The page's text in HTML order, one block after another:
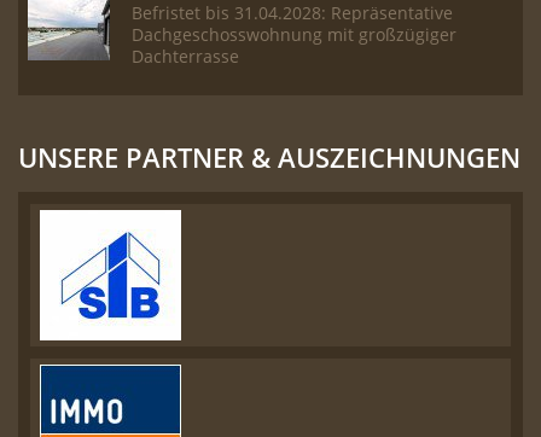
Befristet bis 31.04.2028: Repräsentative
Dachgeschosswohnung mit großzügiger
Dachterrasse
UNSERE PARTNER & AUSZEICHNUNGEN